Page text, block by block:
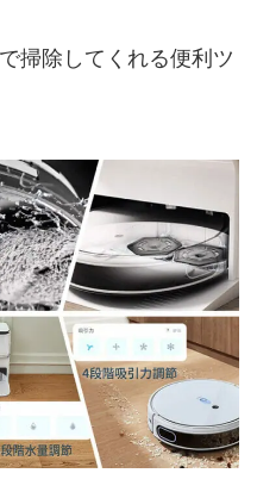
掃除してくれる便利ツ